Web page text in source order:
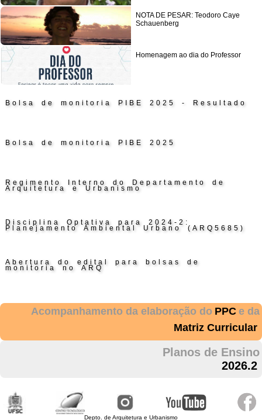
NOTA DE PESAR: Teodoro Caye
Schauenberg
Homenagem ao dia do Professor
Bolsa de monitoria PIBE 2025 - Resultado
Bolsa de monitoria PIBE 2025
Regimento Interno do Departamento de
Arquitetura e Urbanismo
Disciplina Optativa para 2024-2:
Planejamento Ambiental Urbano (ARQ5685)
Abertura do edital para bolsas de
monitoria no ARQ
Acompanhamento da elaboração do PPC e da
Matriz Curricular
Planos de Ensino
2026.2
Depto. de Arquitetura e Urbanismo